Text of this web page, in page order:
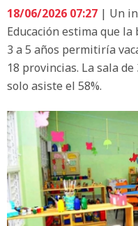
18/06/2026 07:27 | Un
Educación estima que
3 a 5 años permitiría
18 provincias. La sala
solo asiste el 58%.